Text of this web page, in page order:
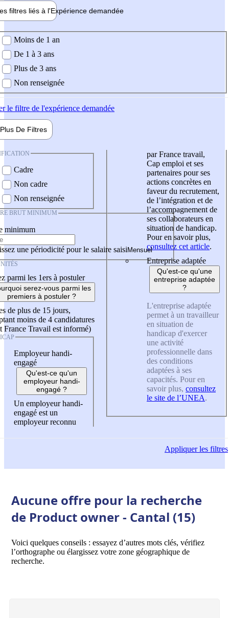
filtres liés à l'Expérience demandée
demandée
Moins de 1 an
De 1 à 3 ans
Plus de 3 ans
Non renseignée
le filtre de l'expérience demandée
Plus De Filtres
Cadre
Non cadre
Non renseignée
BRUT MINIMUM
minimum
une périodicité pour le salaire saisi
parmi les 1ers à postuler
serez-vous parmi les
premiers à postuler ?
de plus de 15 jours,
moins de 4 candidatures
France Travail est informé)
Employeur handi-
engagé
Qu'est-ce qu'un
employeur handi-
engagé ?
Un employeur handi-
engagé est un
employeur reconnu
par France travail,
Cap emploi et ses
partenaires pour ses
actions concrètes en
faveur du recrutement,
de l’intégration et de
l’accompagnement de
ses collaborateurs en
situation de handicap.
Pour en savoir plus,
consultez cet article.
Entreprise adaptée
Qu'est-ce qu'une
entreprise adaptée
?
L'entreprise adaptée
permet à un travailleur
en situation de
handicap d'exercer
une activité
professionnelle dans
des conditions
adaptées à ses
capacités. Pour en
savoir plus, consultez
le site de l’UNEA.
Appliquerles filtres
Aucune offre pour la recherche
de Product owner - Cantal (15)
Voici quelques conseils : essayez d’autres mots clés, vérifiez
l’orthographe ou élargissez votre zone géographique de
recherche.